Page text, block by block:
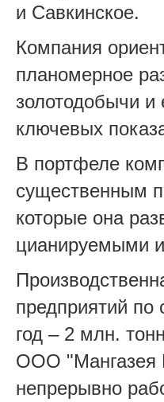
и Савкинское.
Компания
планомерное
золотодобычи и
ключевых
В портфеле
существенным
которые она
цианируемыми
предприятий по
год – 2 млн.
ООО "Мангазея
непрерывно